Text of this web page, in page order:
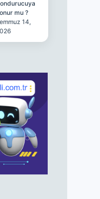
mu ?
14,